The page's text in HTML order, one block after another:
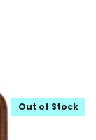
Out of Stock